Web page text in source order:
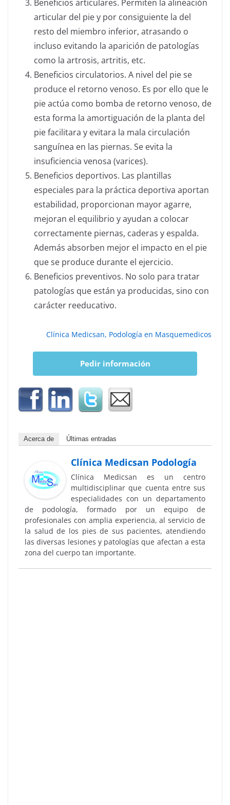
Beneficios articulares. Permiten la alineación
articular del pie y por consiguiente la del
resto del miembro inferior, atrasando o
incluso evitando la aparición de patologías
como la artrosis, artritis, etc.
Beneficios circulatorios. A nivel del pie se
produce el retorno venoso. Es por ello que le
pie actúa como bomba de retorno venoso, de
esta forma la amortiguación de la planta del
pie facilitara y evitara la mala circulación
sanguínea en las piernas. Se evita la
insuficiencia venosa (varices).
Beneficios deportivos. Las plantillas
especiales para la práctica deportiva aportan
estabilidad, proporcionan mayor agarre,
mejoran el equilibrio y ayudan a colocar
correctamente piernas, caderas y espalda.
Además absorben mejor el impacto en el pie
que se produce durante el ejercicio.
Beneficios preventivos. No solo para tratar
patologías que están ya producidas, sino con
carácter reeducativo.
Clínica Medicsan, Podología en Masquemedicos
Pedir información
Acerca de Últimas entradas
Clínica Medicsan Podología
Clínica Medicsan es un centro
multidisciplinar que cuenta entre sus
especialidades con un departamento
de podología, formado por un equipo de
profesionales con amplia experiencia, al servicio de
la salud de los pies de sus pacientes, atendiendo
las diversas lesiones y patologías que afectan a esta
zona del cuerpo tan importante.